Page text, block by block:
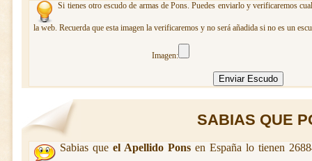
Si tienes otro escudo de armas de Pons. Puedes enviarlo y verificaremos
la web. Recuerda que esta imagen la verificaremos y no será añadida si no es un
Imagen:
SABIAS QUE
Sabias que el Apellido Pons en España lo tienen